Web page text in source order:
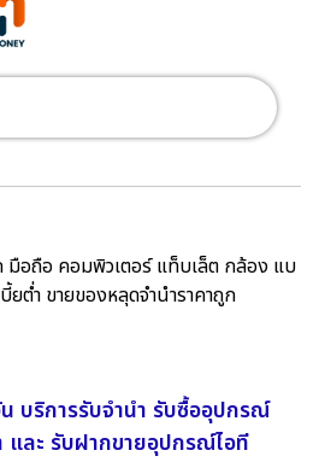
มือถือ คอมพิวเตอร์ แท็บเล็ต กล้อง แบ
ยต่ำ ขายของหลุดจำนำราคาถูก
บริการรับจำนำ รับซื้ออุปกรณ์
และ รับฝากขายอุปกรณ์ไอที